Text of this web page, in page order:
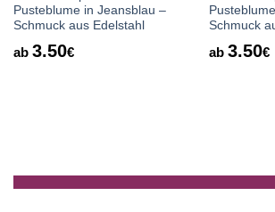
Pusteblume in Jeansblau –
Schmuck aus Edelstahl
ab 3.50€
Schmuck
ab 3.50€